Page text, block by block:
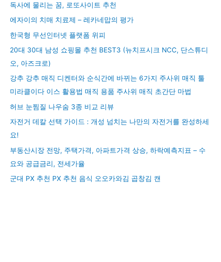
독사에 물리는 꿈, 로또사이트 추천
에자이의 치매 치료제 – 레카네맙의 평가
한국형 무선인터넷 플랫폼 위피
20대 30대 남성 쇼핑몰 추천 BEST3 (뉴치프시크 NCC, 단스튜디
오, 아즈크로)
강추 강추 매직 디켄터와 순식간에 바뀌는 6가지 주사위 매직 툴
미라클이다 이스 활용법 매직 용품 주사위 매직 초간단 마법
허브 눈찜질 나우숨 3종 비교 리뷰
자전거 데칼 선택 가이드 : 개성 넘치는 나만의 자전거를 완성하세
요!
부동산시장 전망, 주택가격, 아파트가격 상승, 하락예측지표 – 수
요와 공급금리, 전세가율
군대 PX 추천 PX 추천 음식 오오카와김 곱창김 캔